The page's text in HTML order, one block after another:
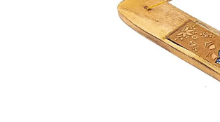
Hit enter to search or ESC to close